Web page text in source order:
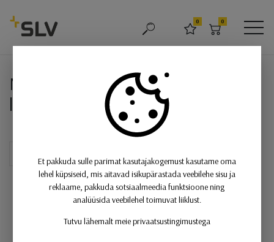
OTSING LEMMIKUD
0
OSTUKORV
0
NUMINOS® SPOT PHASE L,
NUMINOS® SPOT PHASE L, LED
laevalgusti valge / must 2700K 36 °
Et pakkuda sulle parimat kasutajakogemust kasutame oma
lehel küpsiseid, mis aitavad isikupärastada veebilehe sisu ja
reklaame, pakkuda sotsiaalmeedia funktsioone ning
analüüsida veebilehel toimuvat liiklust.
Tutvu lähemalt meie privaatsustingimustega